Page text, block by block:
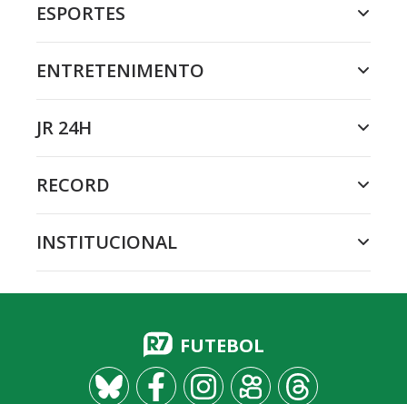
ESPORTES
ENTRETENIMENTO
JR 24H
RECORD
INSTITUCIONAL
FUTEBOL